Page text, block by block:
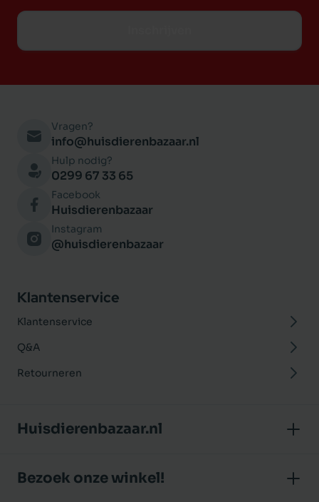
Vragen?
info@huisdierenbazaar.nl
Hulp nodig?
0299 67 33 65
Facebook
Huisdierenbazaar
Instagram
@huisdierenbazaar
Klantenservice
Klantenservice
Q&A
Retourneren
Huisdierenbazaar.nl
Bezoek onze winkel!